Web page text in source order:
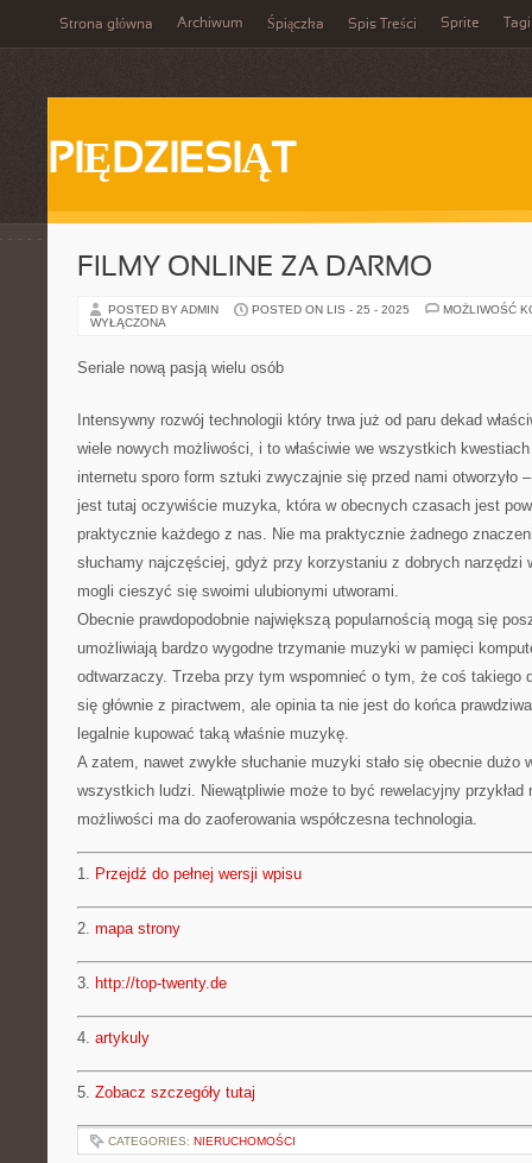
Strona główna Archiwum Śpiączka Spis Treści Sprite Tagi
PIĘDZIESIĄT
FILMY ONLINE ZA DARMO
POSTED BY ADMIN POSTED ON LIS - 25 - 2025
MOŻLIWOŚĆ
WYŁĄCZONA
Seriale nową pasją wielu osób
Intensywny rozwój technologii który trwa już od paru dekad
wiele nowych możliwości, i to właściwie we wszystkich
internetu sporo form sztuki zwyczajnie się przed nami otworzyło
jest tutaj oczywiście muzyka, która w obecnych czasach jest
praktycznie każdego z nas. Nie ma praktycznie żadnego
słuchamy najczęściej, gdyż przy korzystaniu z dobrych narzędzi
mogli cieszyć się swoimi ulubionymi utworami.
Obecnie prawdopodobnie największą popularnością mogą się
umożliwiają bardzo wygodne trzymanie muzyki w pamięci
odtwarzaczy. Trzeba przy tym wspomnieć o tym, że coś takiego
się głównie z piractwem, ale opinia ta nie jest do końca
legalnie kupować taką właśnie muzykę.
A zatem, nawet zwykłe słuchanie muzyki stało się obecnie dużo
wszystkich ludzi. Niewątpliwie może to być rewelacyjny
możliwości ma do zaoferowania współczesna technologia.
1. Przejdź do pełnej wersji wpisu
2. mapa strony
3. http://top-twenty.de
4. artykuly
5. Zobacz szczegóły tutaj
CATEGORIES: NIERUCHOMOŚCI